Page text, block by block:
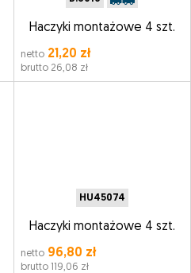
Haczyki montażowe 4 szt.
netto21,20 zł
brutto 26,08 zł
HU45074
Haczyki montażowe 4 szt.
netto96,80 zł
brutto 119,06 zł